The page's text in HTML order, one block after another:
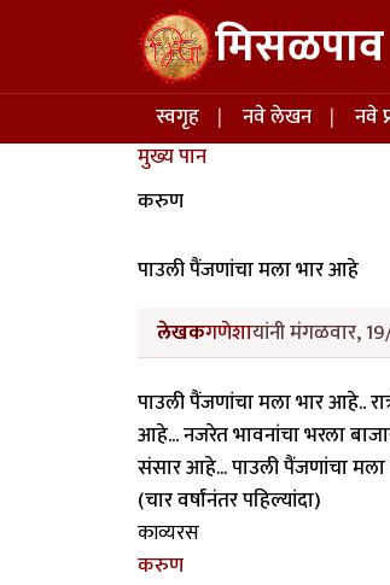
Skip to main content मिसळपाव
Main navigation
स्वगृह नवे लेखन नवे
मुख्य पान
करुण
पाउली पैंजणांचा मला भार आहे
लेखकगणेशायांनी मंगळवार,
पाउली पैंजणांचा मला भार आहे..
आहे... नजरेत भावनांचा भरला
संसार आहे... पाउली पैंजणांचा
(चार वर्षांनंतर पहिल्यांदा)
काव्यरस
करुण